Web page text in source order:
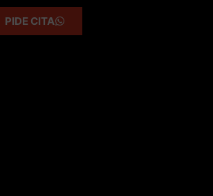
PIDE CITA